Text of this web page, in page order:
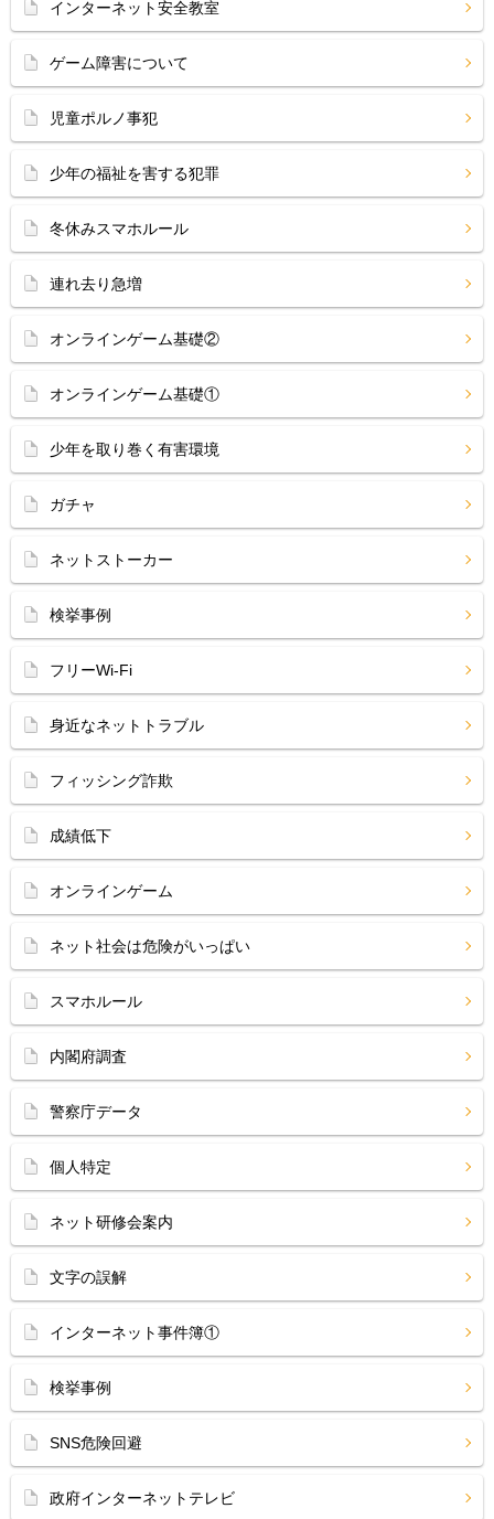
インターネット安全教室
ゲーム障害について
児童ポルノ事犯
少年の福祉を害する犯罪
冬休みスマホルール
連れ去り急増
オンラインゲーム基礎②
オンラインゲーム基礎①
少年を取り巻く有害環境
ガチャ
ネットストーカー
検挙事例
フリーWi-Fi
身近なネットトラブル
フィッシング詐欺
成績低下
オンラインゲーム
ネット社会は危険がいっぱい
スマホルール
内閣府調査
警察庁データ
個人特定
ネット研修会案内
文字の誤解
インターネット事件簿①
検挙事例
SNS危険回避
政府インターネットテレビ